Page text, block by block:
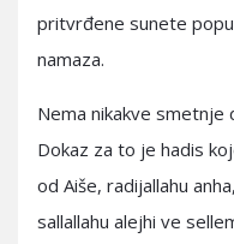
pritvrđene sunete
namaza.
Nema nikakve smetnje
Dokaz za to je hadis
od Aiše, radijallahu
sallallahu alejhi ve